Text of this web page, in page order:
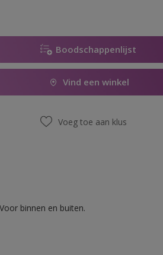
Boodschappenlijst
Vind een winkel
Voeg toe aan klus
binnen en buiten.